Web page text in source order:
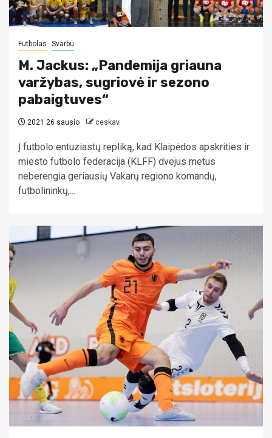
Futbolas Svarbu
M. Jackus: „Pandemija griauna
varžybas, sugriovė ir sezono
pabaigtuves“
2021 26 sausio ceskav
Į futbolo entuziastų repliką, kad Klaipėdos apskrities ir
miesto futbolo federacija (KLFF) dvejus metus
neberengia geriausių Vakarų regiono komandų,
futbolininkų,...